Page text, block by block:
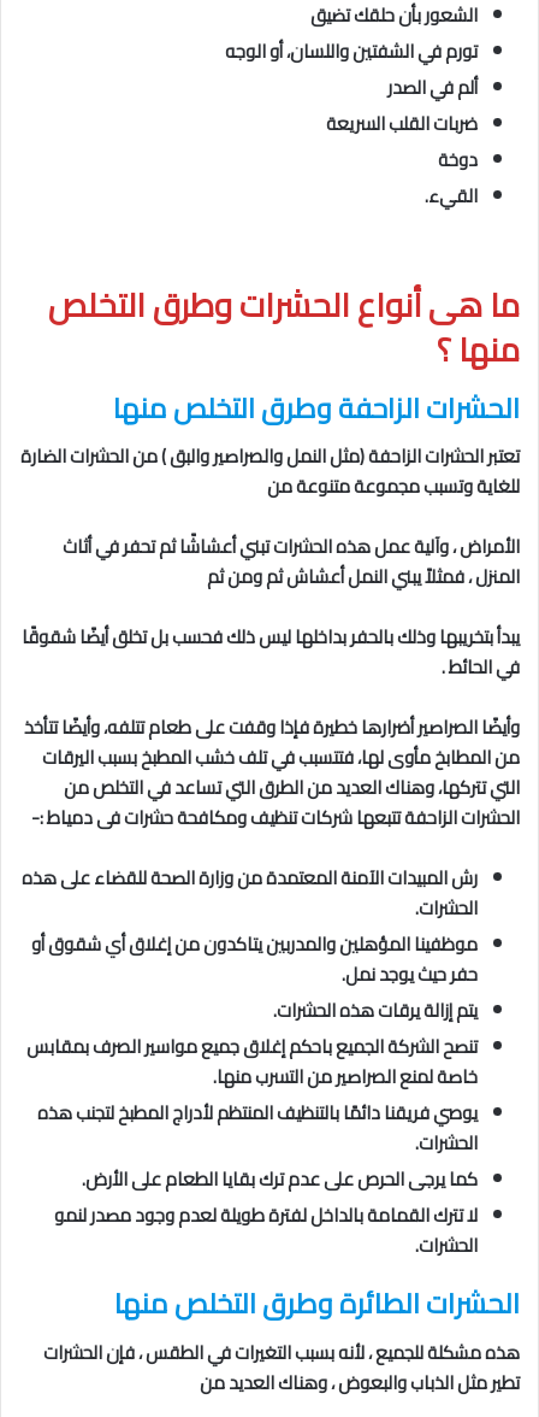
الشعور بأن حلقك تضيق
تورم في الشفتين واللسان، أو الوجه
ألم في الصدر
ضربات القلب السريعة
دوخة
القيء.
ما هىأنواع الحشرات وطرق التخلص
منها؟
الحشرات الزاحفةوطرق التخلص منها
تعتبر الحشرات الزاحفة (مثل النمل والصراصير والبق ) من الحشرات الضارة
للغاية وتسبب مجموعة متنوعة من
الأمراض ، وآلية عمل هذه الحشرات تبني أعشاشًا ثم تحفر في أثاث
المنزل ، فمثلاً يبني النمل أعشاش ثم ومن ثم
يبدأ بتخريبها وذلك بالحفر بداخلها ليس ذلك فحسب بل تخلق أيضًا شقوقًا
في الحائط .
وأيضًا الصراصير أضرارها خطيرة فإذا وقفت على طعام تتلفه، وأيضًا تتأخذ
من المطابخ مأوى لها، فتتسبب في تلف خشب المطبخ بسبب اليرقات
التي تتركها، وهناك العديد من الطرق التي تساعد في التخلص من
الحشرات الزاحفة تتبعها شركات تنظيف ومكافحة حشرات فى دمياط:-
رش المبيدات الآمنة المعتمدة من وزارة الصحة للقضاء على هذه
الحشرات.
موظفينا المؤهلين والمدربين يتاكدون من إغلاق أي شقوق أو
حفر حيث يوجد نمل.
يتم إزالة يرقات هذه الحشرات.
تنصح الشركة الجميع باحكم إغلاق جميع مواسير الصرف بمقابس
خاصة لمنع الصراصير من التسرب منها.
يوصي فريقنا دائمًا بالتنظيف المنتظم لأدراج المطبخ لتجنب هذه
الحشرات.
كما يرجى الحرص على عدم ترك بقايا الطعام على الأرض.
لا تترك القمامة بالداخل لفترة طويلة لعدم وجود مصدر لنمو
الحشرات.
الحشرات الطائرةوطرق التخلص منها
هذه مشكلة للجميع ، لأنه بسبب التغيرات في الطقس ، فإن الحشرات
تطير مثل الذباب والبعوض ، وهناك العديد من